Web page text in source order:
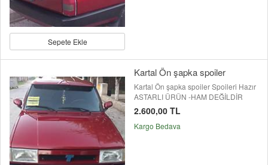
Sepete Ekle
Kartal Ön şapka spoiler
Kartal Ön şapka spoiler Spoileri Hazır
ASTARLI ÜRÜN -HAM DEĞİLDİR
2.600,00 TL
Kargo Bedava